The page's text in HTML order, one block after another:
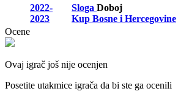
2022-
2023
Sloga Doboj
Kup Bosne i Hercegovine
Ocene
Ovaj igrač još nije ocenjen
Posetite utakmice igrača da bi ste ga ocenili